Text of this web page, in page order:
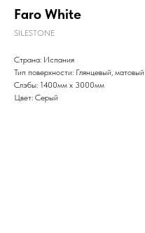
Faro White
SILESTONE
Страна: Испания
Тип поверхности: Глянцевый, матовый
Слэбы: 1400мм x 3000мм
Цвет: Серый